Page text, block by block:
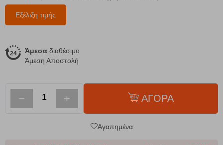
Εξέλιξη τιμής
Άμεσα διαθέσιμο
Άμεση Αποστολή
− + ΑΓΟΡΑ
Αγαπημένα